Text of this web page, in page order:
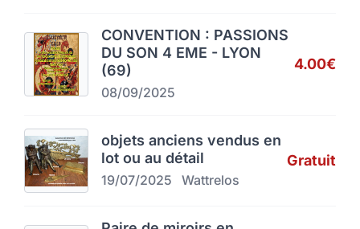
CONVENTION : PASSIONS
DU SON 4 EME - LYON
(69)
08/09/2025
4.00€
objets anciens vendus en
lot ou au détail
19/07/2025 Wattrelos
Gratuit